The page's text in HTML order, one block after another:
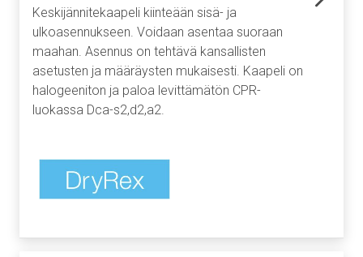
Keskijännitekaapeli kiinteään sisä- ja
ulkoasennukseen. Voidaan asentaa suoraan
maahan. Asennus on tehtävä kansallisten
asetusten ja määräysten mukaisesti. Kaapeli on
halogeeniton ja paloa levittämätön CPR-
luokassa Dca-s2,d2,a2.